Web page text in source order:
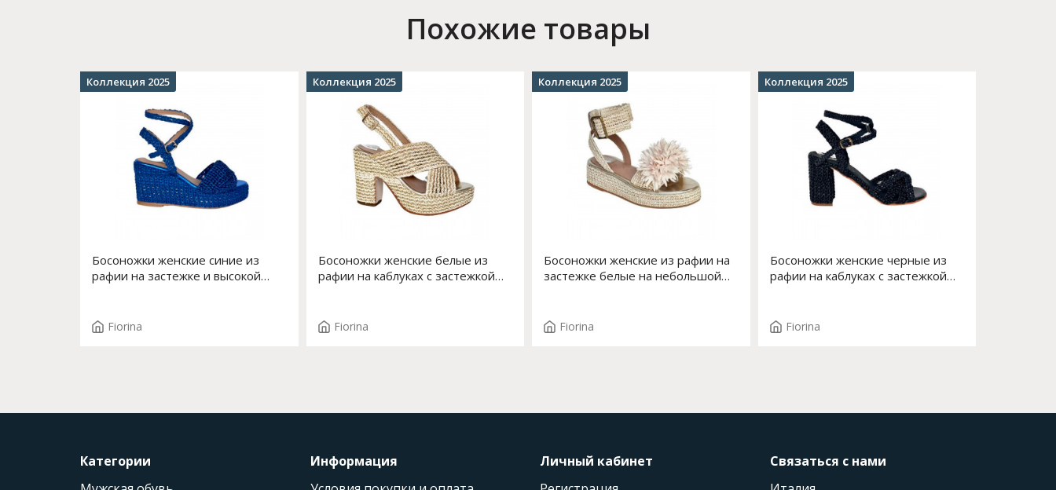
Похожие товары
Босоножки женские синие из
рафии на застежке и высокой
Fiorina
Коллекция 2025
Босоножки женские белые из
рафии на каблуках с застежкой
Fiorina
Коллекция 2025
Босоножки женские из рафии на
застежке белые на небольшой
Fiorina
Коллекция 2025
Босоножки женские черные из
рафии на каблуках с застежкой
Fiorina
Коллекция 2025
Категории
Информация
Личный кабинет
Связаться с нами